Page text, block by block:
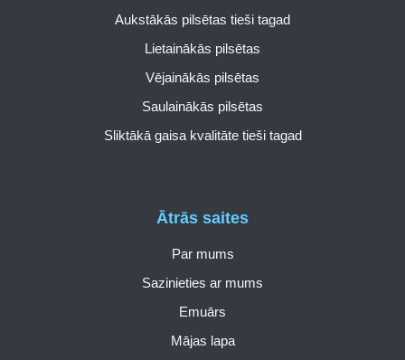
Ātrās saites
Par mums
Sazinieties ar mums
Emuārs
Mājas lapa
Aukstākās pilsētas tieši tagad
Lietainākās pilsētas
Vējainākās pilsētas
Saulainākās pilsētas
Sliktākā gaisa kvalitāte tieši tagad